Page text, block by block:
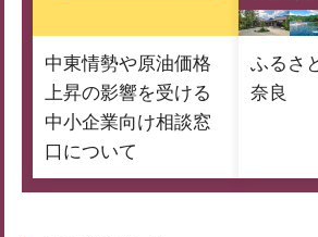
中東情勢や原油価格
上昇の影響を受ける
中小企業向け相談窓
口について
ふるさ
奈良